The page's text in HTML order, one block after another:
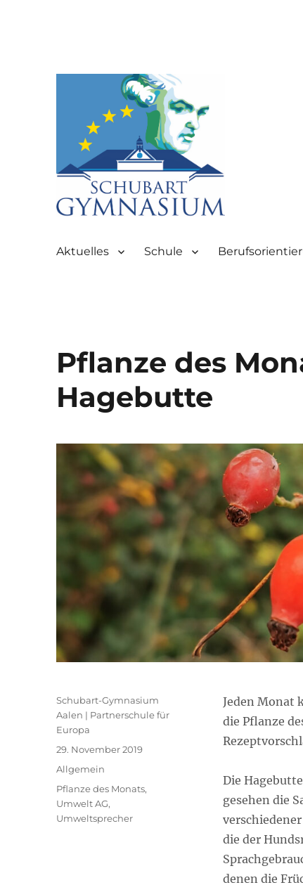
Aalen
Aktuelles Schule
Pflanze des
Hagebutte
Jeden Monat
die Pflanze
Die
gesehen die
die der
denen die
Autor
Schubart-Gymnasium
Aalen | Partnerschule für
Europa
Veröffentlicht
am
29. November 2019
Kategorien
Allgemein
Schlagwörter
Pflanze des Monats,
Umwelt AG,
Umweltsprecher